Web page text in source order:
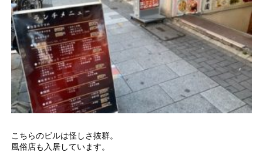
こちらのビルは怪しさ抜群。
風俗店も入居しています。